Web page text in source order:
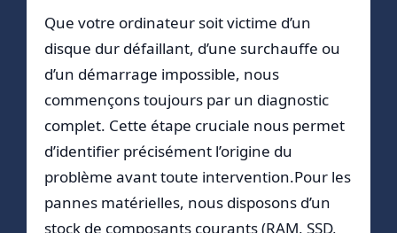
Que votre ordinateur soit victime d’un
disque dur défaillant, d’une surchauffe ou
d’un démarrage impossible, nous
commençons toujours par un diagnostic
complet. Cette étape cruciale nous permet
d’identifier précisément l’origine du
problème avant toute intervention.Pour les
pannes matérielles, nous disposons d’un
stock de composants courants (RAM, SSD,